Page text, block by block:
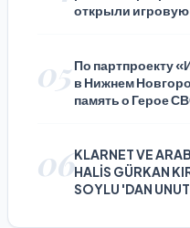
открыли
05 По партпроекту
в Нижнем
память о Герое
06KLARNET VE
HALİS GÜRKAN
SOYLU 'DAN